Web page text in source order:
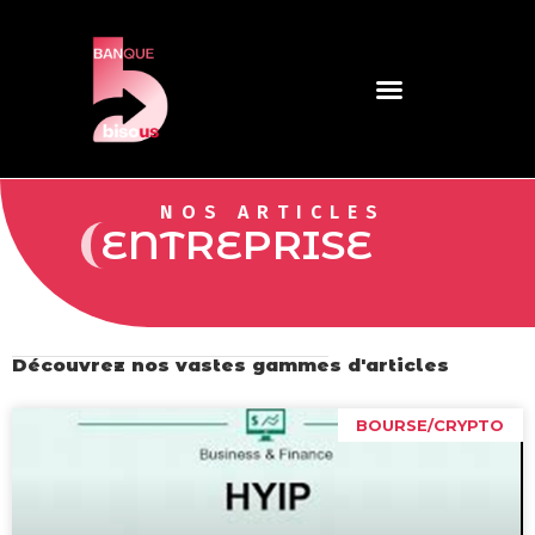
NOS ARTICLES
ENTREPRISE
Découvrez nos vastes gammes d'articles
BOURSE/CRYPTO